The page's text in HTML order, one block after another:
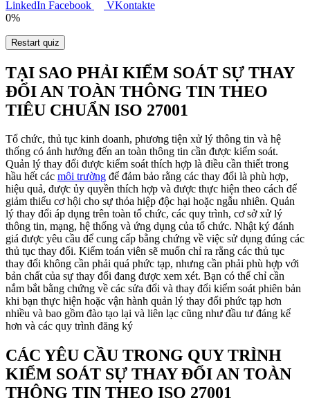
LinkedIn Facebook
VKontakte
0%
Restart quiz
TẠI SAO PHẢI KIỂM SOÁT SỰ THAY
ĐỔI AN TOÀN THÔNG TIN THEO
TIÊU CHUẨN ISO 27001
Tổ chức, thủ tục kinh doanh, phương tiện xử lý thông tin và hệ
thống có ảnh hưởng đến an toàn thông tin cần được kiểm soát.
Quản lý thay đổi được kiểm soát thích hợp là điều cần thiết trong
hầu hết các môi trường để đảm bảo rằng các thay đổi là phù hợp,
hiệu quả, được ủy quyền thích hợp và được thực hiện theo cách để
giảm thiểu cơ hội cho sự thỏa hiệp độc hại hoặc ngẫu nhiên. Quản
lý thay đổi áp dụng trên toàn tổ chức, các quy trình, cơ sở xử lý
thông tin, mạng, hệ thống và ứng dụng của tổ chức. Nhật ký đánh
giá được yêu cầu để cung cấp bằng chứng về việc sử dụng đúng các
thủ tục thay đổi. Kiểm toán viên sẽ muốn chỉ ra rằng các thủ tục
thay đổi không cần phải quá phức tạp, nhưng cần phải phù hợp với
bản chất của sự thay đổi đang được xem xét. Bạn có thể chỉ cần
nắm bắt bằng chứng về các sửa đổi và thay đổi kiểm soát phiên bản
khi bạn thực hiện hoặc vận hành quản lý thay đổi phức tạp hơn
nhiều và bao gồm đào tạo lại và liên lạc cũng như đầu tư đáng kể
hơn và các quy trình đăng ký
CÁC YÊU CẦU TRONG QUY TRÌNH
KIỂM SOÁT SỰ THAY ĐỔI AN TOÀN
THÔNG TIN THEO ISO 27001